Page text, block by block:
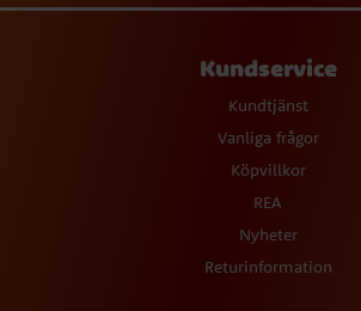
Kundservice
Kundtjänst
Vanliga frågor
Köpvillkor
REA
Nyheter
Returinformation